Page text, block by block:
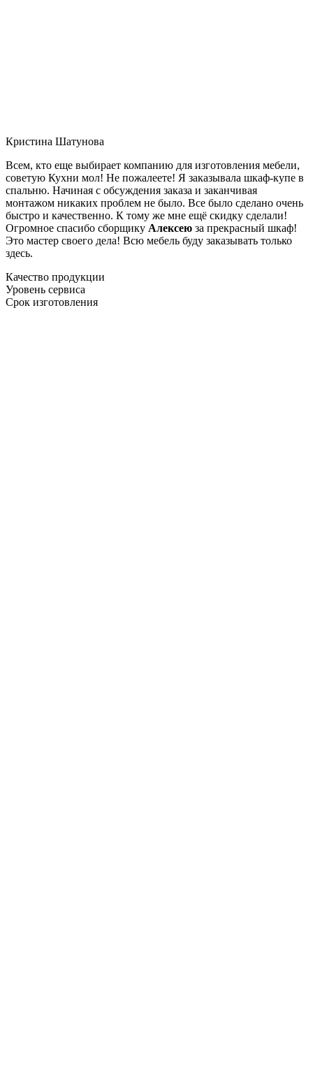
Кристина Шатунова
Всем, кто еще выбирает компанию для изготовления мебели,
советую Кухни мол! Не пожалеете! Я заказывала шкаф-купе в
спальню. Начиная с обсуждения заказа и заканчивая
монтажом никаких проблем не было. Все было сделано очень
быстро и качественно. К тому же мне ещё скидку сделали!
Огромное спасибо сборщику Алексею за прекрасный шкаф!
Это мастер своего дела! Всю мебель буду заказывать только
здесь.
Качество продукции
Уровень сервиса
Срок изготовления